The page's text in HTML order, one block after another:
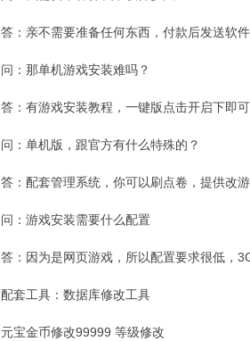
答：亲不需要准备任何东西，付款后发送软
问：那单机游戏安装难吗？
答：有游戏安装教程，一键版点击开启下即
问：单机版，跟官方有什么特殊的？
答：配套管理系统，你可以刷点卷，提供改
问：游戏安装需要什么配置
答：因为是网页游戏，所以配置要求很低，
配套工具：数据库修改工具
元宝金币修改99999 等级修改